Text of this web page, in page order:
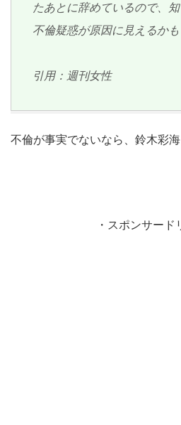
たあとに辞めているので、
不倫疑惑が原因に見えるかも
引用：週刊女性
不倫が事実でないなら、鈴木彩
・スポンサード